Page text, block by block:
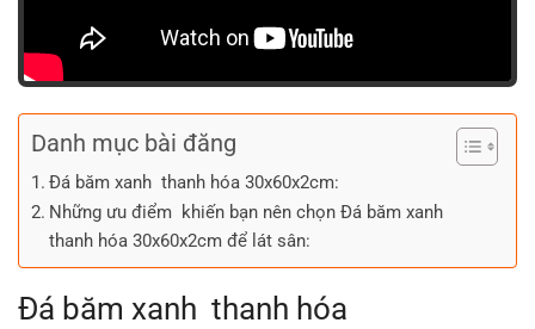
Danh mục bài đăng
Đá băm xanh thanh hóa 30x60x2cm:
Những ưu điểm khiến bạn nên chọn Đá băm xanh
thanh hóa 30x60x2cm để lát sân:
Đá băm xanh thanh hóa